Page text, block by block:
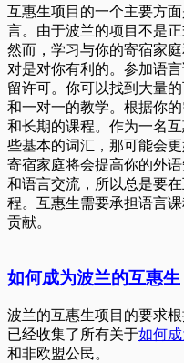
互惠生项目的一个主要方
言。由于波兰的项目不是
然而，学习与你的寄宿家
对是对你有利的。参加语
留许可。你可以找到大量
和一对一的教学。根据你
和长期的课程。作为一名
些基本的词汇，那可能会
寄宿家庭将会提高你的外
和语言交流，所以总是要
程。互惠生需要承担语言
贡献。
如何成为波兰的互惠
波兰的互惠生项目的要求
已经收集了所有关于如何
和非欧盟公民。